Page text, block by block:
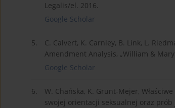
Legalis/el. 2016.
Google Scholar
5.
C. Calvert, K. Carnley, B. Link, L.
Amendment Analysis, „William &
Google Scholar
6.
W. Chańska, K. Grunt-Mejer,
swojej orientacji seksualnej oraz prób